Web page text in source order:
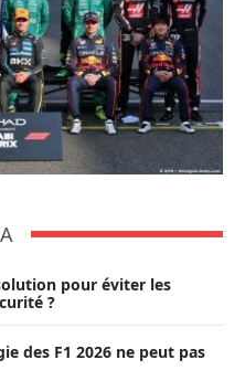
pour éviter les
?
des F1 2026 ne peut pas